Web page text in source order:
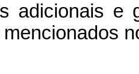
adicionais e
mencionados